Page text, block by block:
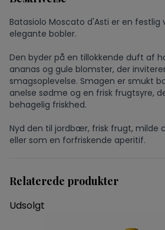
Batasiolo Moscato d'Asti er en festlig
elegante bobler.
Den byder på en tillokkende duft af
ananas og gule blomster, der
smagsoplevelse. Smagen er smukt
anelse sødme og en frisk frugtsyre,
behagelig friskhed.
Nyd den til jordbær, frisk frugt, milde
eller som en forfriskende aperitif.
Relaterede produkter
Udsolgt